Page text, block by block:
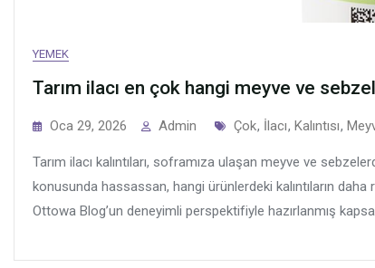
YEMEK
Tarım ilacı en çok hangi meyve ve
Oca 29, 2026 Admin Tags
Çok, İlacı, Kalıntısı,
Tarım ilacı kalıntıları, soframıza ulaşan meyve ve
konusunda hassassan, hangi ürünlerdeki kalıntıların
Ottowa Blog’un deneyimli perspektifiyle hazırlanmış